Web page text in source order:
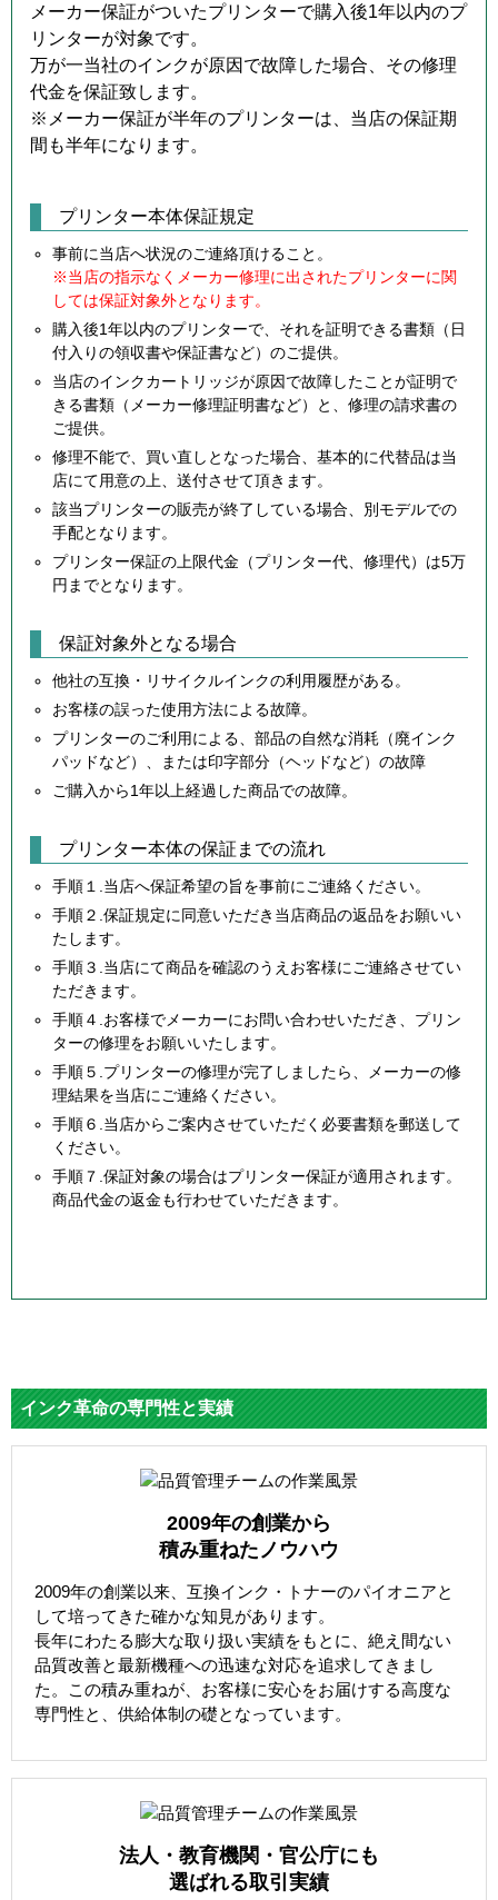
メーカー保証がついたプリンターで購入後1年以内のプ
リンターが対象です。
万が一当社のインクが原因で故障した場合、その修理
代金を保証致します。
※メーカー保証が半年のプリンターは、当店の保証期
間も半年になります。
プリンター本体保証規定
事前に当店へ状況のご連絡頂けること。
※当店の指示なくメーカー修理に出されたプリンターに関
しては保証対象外となります。
購入後1年以内のプリンターで、それを証明できる書類（日
付入りの領収書や保証書など）のご提供。
当店のインクカートリッジが原因で故障したことが証明で
きる書類（メーカー修理証明書など）と、修理の請求書の
ご提供。
修理不能で、買い直しとなった場合、基本的に代替品は当
店にて用意の上、送付させて頂きます。
該当プリンターの販売が終了している場合、別モデルでの
手配となります。
プリンター保証の上限代金（プリンター代、修理代）は5万
円までとなります。
保証対象外となる場合
他社の互換・リサイクルインクの利用履歴がある。
お客様の誤った使用方法による故障。
プリンターのご利用による、部品の自然な消耗（廃インク
パッドなど）、または印字部分（ヘッドなど）の故障
ご購入から1年以上経過した商品での故障。
プリンター本体の保証までの流れ
手順１.当店へ保証希望の旨を事前にご連絡ください。
手順２.保証規定に同意いただき当店商品の返品をお願いい
たします。
手順３.当店にて商品を確認のうえお客様にご連絡させてい
ただきます。
手順４.お客様でメーカーにお問い合わせいただき、プリン
ターの修理をお願いいたします。
手順５.プリンターの修理が完了しましたら、メーカーの修
理結果を当店にご連絡ください。
手順６.当店からご案内させていただく必要書類を郵送して
ください。
手順７.保証対象の場合はプリンター保証が適用されます。
商品代金の返金も行わせていただきます。
インク革命の専門性と実績
2009年の創業から
積み重ねたノウハウ
2009年の創業以来、互換インク・トナーのパイオニアと
して培ってきた確かな知見があります。
長年にわたる膨大な取り扱い実績をもとに、絶え間ない
品質改善と最新機種への迅速な対応を追求してきまし
た。この積み重ねが、お客様に安心をお届けする高度な
専門性と、供給体制の礎となっています。
法人・教育機関・官公庁にも
選ばれる取引実績